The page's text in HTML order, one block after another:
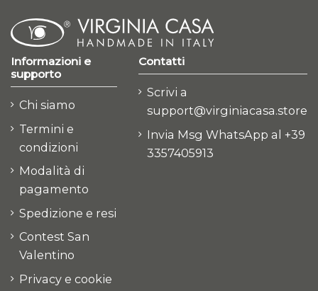
Informazioni e
supporto
Chi siamo
Termini e
condizioni
Modalità di
pagamento
Spedizione e resi
Contest San
Valentino
Privacy e cookie
Contatti
Scrivi a
support@virginiacasa.store
Invia Msg WhatsApp al +39
3357405913